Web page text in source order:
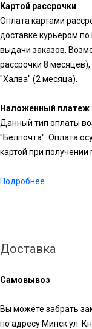
Картой рассрочки
Оплата картами
доставке курьером
выдачи заказов.
рассрочки 8
"Халва" (2 месяца).
Наложенный платеж
Данный тип оплаты
"Белпочта". Оплата
картой при получении
Подробнее
Доставка
Самовывоз
Вы можете забрать
по адресу Минск ул.